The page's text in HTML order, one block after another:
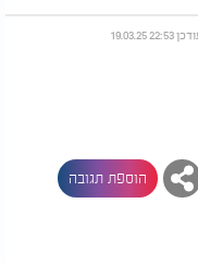
הוספת תגובה